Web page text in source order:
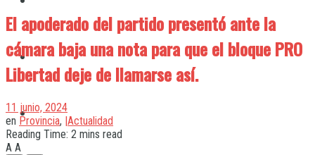
Quilmes
Varela
El apoderado del partido presentó ante la
cámara baja una nota para que el bloque PRO
Libertad deje de llamarse así.
11 junio, 2024
en Provincia, |Actualidad
Reading Time: 2 mins read
A A